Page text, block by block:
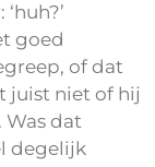
goed
of dat
juist niet of hij
dat
degelijk